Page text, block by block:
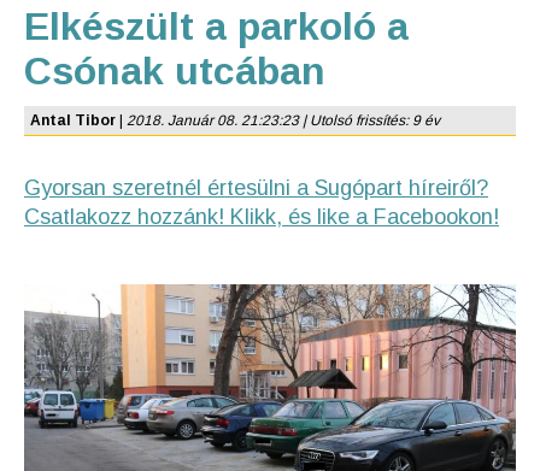
Elkészült a parkoló a
Csónak utcában
Antal Tibor 2018. Január 08. 21:23:23 | Utolsó frissítés: 9 év
Gyorsan szeretnél értesülni a Sugópart híreiről?
Csatlakozz hozzánk! Klikk, és like a Facebookon!